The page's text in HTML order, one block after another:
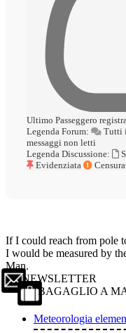
Ultimo Passeggero
Legenda Forum:
Tutti
messaggi non letti
Legenda Discussione:
Evidenziata
If I could reach from pole
I would be measured by
Man.
NEWSLETTER
BAGAGLIO A
Meteorologia